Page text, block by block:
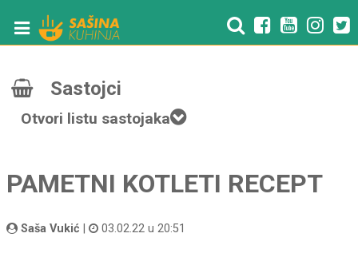
Sastojci
Otvori listu sastojaka
PAMETNI KOTLETI RECEPT
Saša Vukić 03.02.22 u 20:51